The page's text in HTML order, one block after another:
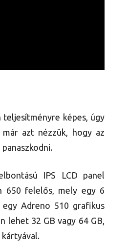
teljesítményre képes, úgy
azt nézzük, hogy az
IPS LCD panel
650 felelős, mely egy 6
Adreno 510 grafikus
lehet 32 GB vagy 64 GB,